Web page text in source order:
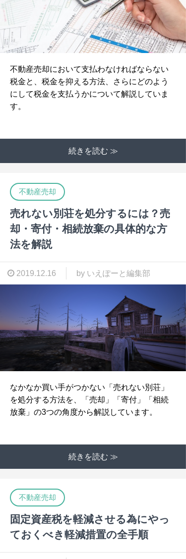
不動産売却において支払わなければならない
税金と、税金を抑える方法、さらにどのよう
にして税金を支払うかについて解説していま
す。
続きを読む ≫
不動産売却
売れない別荘を処分するには？売
却・寄付・相続放棄の具体的な方
法を解説
2019.12.16 by いえぽーと編集部
なかなか買い手がつかない「売れない別荘」
を処分する方法を、「売却」「寄付」「相続
放棄」の3つの角度から解説しています。
続きを読む ≫
不動産売却
固定資産税を軽減させる為にやっ
ておくべき軽減措置の全手順